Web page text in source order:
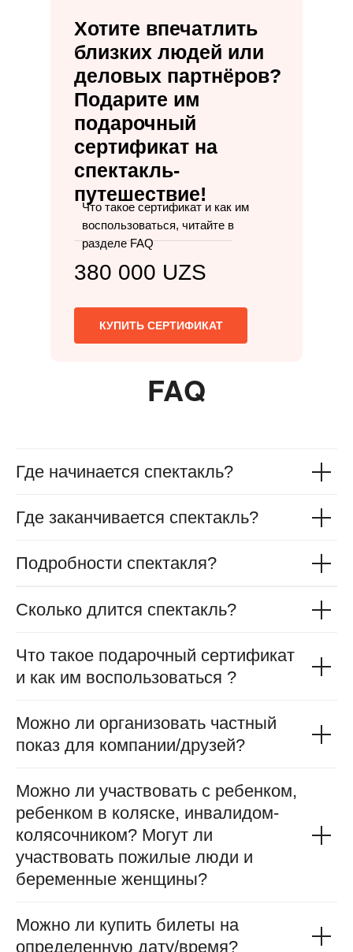
Хотите впечатлить
близких людей или
деловых партнёров?
Подарите им
подарочный
сертификат на
спектакль-
путешествие!
380 000 UZS
КУПИТЬ СЕРТИФИКАТ
Что такое сертификат и как им
воспользоваться, читайте в
разделе FAQ
FAQ
Где начинается спектакль?
Где заканчивается спектакль?
Подробности спектакля?
Сколько длится спектакль?
Что такое подарочный сертификат
и как им воспользоваться ?
Можно ли организовать частный
показ для компании/друзей?
Можно ли участвовать с ребенком,
ребенком в коляске, инвалидом-
колясочником? Могут ли
участвовать пожилые люди и
беременные женщины?
Можно ли купить билеты на
определенную дату/время?